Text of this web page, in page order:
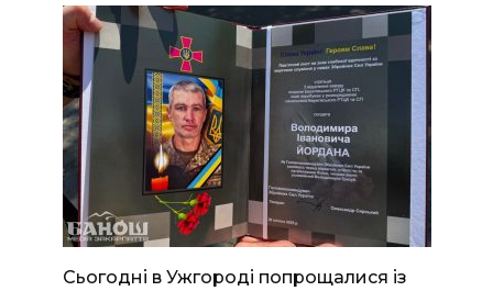
Сьогодні в Ужгороді попрощалися із